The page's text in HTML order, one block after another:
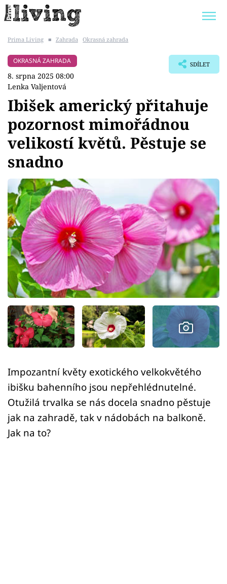
BYDLENÍ SLAVNÝCH
Témata
Bydlení
Zahrada
Design
Sledujte prima+
Přihlášení
Sledujte nás
Prima Living ■ Zahrada Okrasná zahrada
OKRASNÁ ZAHRADA
8. srpna 2025 08:00
Lenka Valjentová
SDÍLET
Ibišek americký přitahuje
pozornost mimořádnou
velikostí květů. Pěstuje se
snadno
Impozantní květy exotického velkokvětého
ibišku bahenního jsou nepřehlédnutelné.
Otužilá trvalka se nás docela snadno pěstuje
jak na zahradě, tak v nádobách na balkoně.
Jak na to?